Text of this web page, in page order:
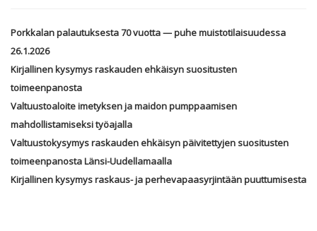
Porkkalan palautuksesta 70 vuotta — puhe muistotilaisuudessa
26.1.2026
Kirjallinen kysymys raskauden ehkäisyn suositusten
toimeenpanosta
Valtuustoaloite imetyksen ja maidon pumppaamisen
mahdollistamiseksi työajalla
Valtuustokysymys raskauden ehkäisyn päivitettyjen suositusten
toimeenpanosta Länsi-Uudellamaalla
Kirjallinen kysymys raskaus- ja perhevapaasyrjintään puuttumisesta